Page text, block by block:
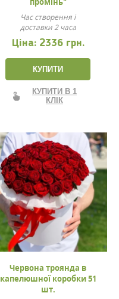
Час створення і
доставки 2 часа
Ціна: 2336 грн.
КУПИТИ
КУПИТИ В 1
КЛІК
Червона троянда в
капелюшної коробки 51
шт.